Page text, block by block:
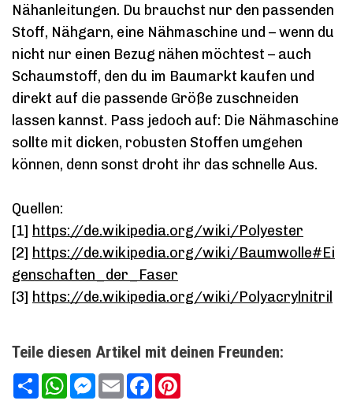
Nähanleitungen. Du brauchst nur den passenden
Stoff, Nähgarn, eine Nähmaschine und – wenn du
nicht nur einen Bezug nähen möchtest – auch
Schaumstoff, den du im Baumarkt kaufen und
direkt auf die passende Größe zuschneiden
lassen kannst. Pass jedoch auf: Die Nähmaschine
sollte mit dicken, robusten Stoffen umgehen
können, denn sonst droht ihr das schnelle Aus.
Quellen:
[1] https://de.wikipedia.org/wiki/Polyester
[2] https://de.wikipedia.org/wiki/Baumwolle#Ei
genschaften_der_Faser
[3] https://de.wikipedia.org/wiki/Polyacrylnitril
Teile diesen Artikel mit deinen Freunden:
TeilenWhatsAppMessenger
EmailFacebook